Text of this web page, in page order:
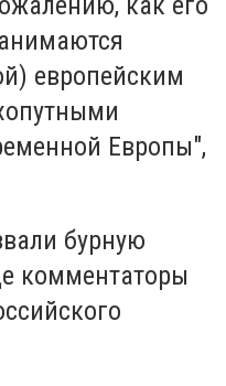
европейским
Европы",
бурную
комментаторы